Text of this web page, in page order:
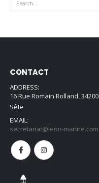
CONTACT
ADDRESS:
16 Rue Romain Rolland, 34200
Sète
EMAIL:
secretariat@leon-marine.com